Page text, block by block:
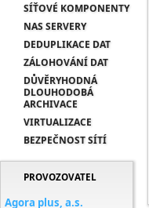
SÍŤOVÉ KOMPONENTY
NAS SERVERY
DEDUPLIKACE DAT
ZÁLOHOVÁNÍ DAT
DŮVĚRYHODNÁ
DLOUHODOBÁ
ARCHIVACE
VIRTUALIZACE
BEZPEČNOST SÍTÍ
PROVOZOVATEL
Agora plus, a.s.